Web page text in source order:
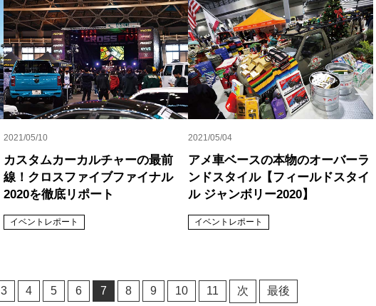
2021/05/10
カスタムカーカルチャーの最前
線！クロスファイブファイナル
2020を徹底リポート
イベントレポート
2021/05/04
アメ車ベースの本物のオーバーラ
ンドスタイル【フィールドスタイ
ル ジャンボリー2020】
イベントレポート
3 4 5 6 7 8 9 10 11 次 最後